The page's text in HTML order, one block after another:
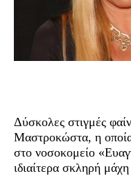
Δύσκολες στιγμές
Μαστροκώστα, η
στο νοσοκομείο
ιδιαίτερα σκληρή